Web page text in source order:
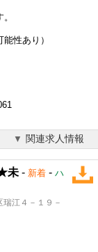
性あり）
関連求人情報
未 - 新着 - ハ
江４－１９－